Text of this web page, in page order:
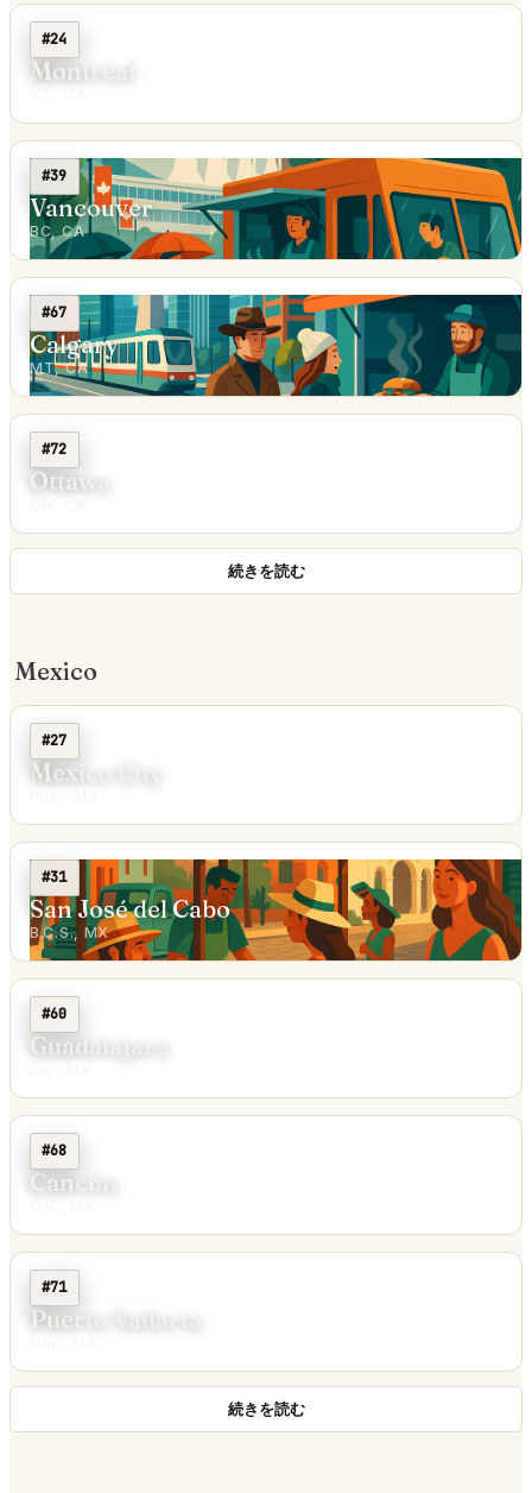
#24
Montréal
#39
Vancouver
BC, CA
#67
Calgary
MT, CA
#72
Ottawa
続きを読む
Mexico
#27
Mexico City
#31
San José del Cabo
B.C.S., MX
#60
Guadalajara
#68
Cancún
#71
Puerto Vallarta
続きを読む